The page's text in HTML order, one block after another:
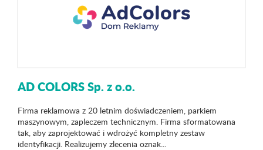
AD COLORS Sp. z o.o.
Firma reklamowa z 20 letnim doświadczeniem, parkiem
maszynowym, zapleczem technicznym. Firma sformatowana
tak, aby zaprojektować i wdrożyć kompletny zestaw
identyfikacji. Realizujemy zlecenia oznak...